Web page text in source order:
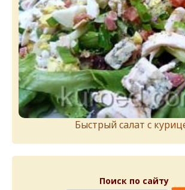
Быстрый салат с
Поиск по сайту